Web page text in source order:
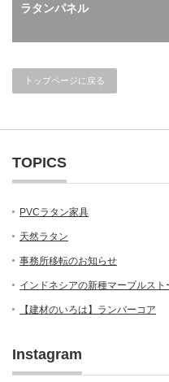
ラタンパネル
トップページに戻る
TOPICS
PVCラタン家具
天然ラタン
事務所移転のお知らせ
インドネシアの新種マーブルスト
【建材のいろは】ランバーコア
Instagram